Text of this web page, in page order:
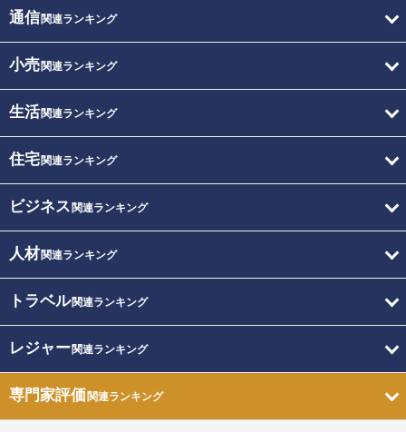
通信関連ランキング
小売関連ランキング
生活関連ランキング
住宅関連ランキング
ビジネス 関連ランキング
人材関連ランキング
トラベル関連ランキング
レジャー関連ランキング
専門家評価関連ランキング